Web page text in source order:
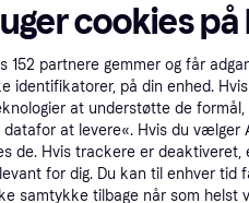
cookies
152 partnere gemmer og får
identifikatorer, på din enhed.
at understøtte de
datafor at levere«. Hvis du
de. Hvis trackere er deaktiveret,
for dig. Du kan til enhver
samtykke tilbage når som helst